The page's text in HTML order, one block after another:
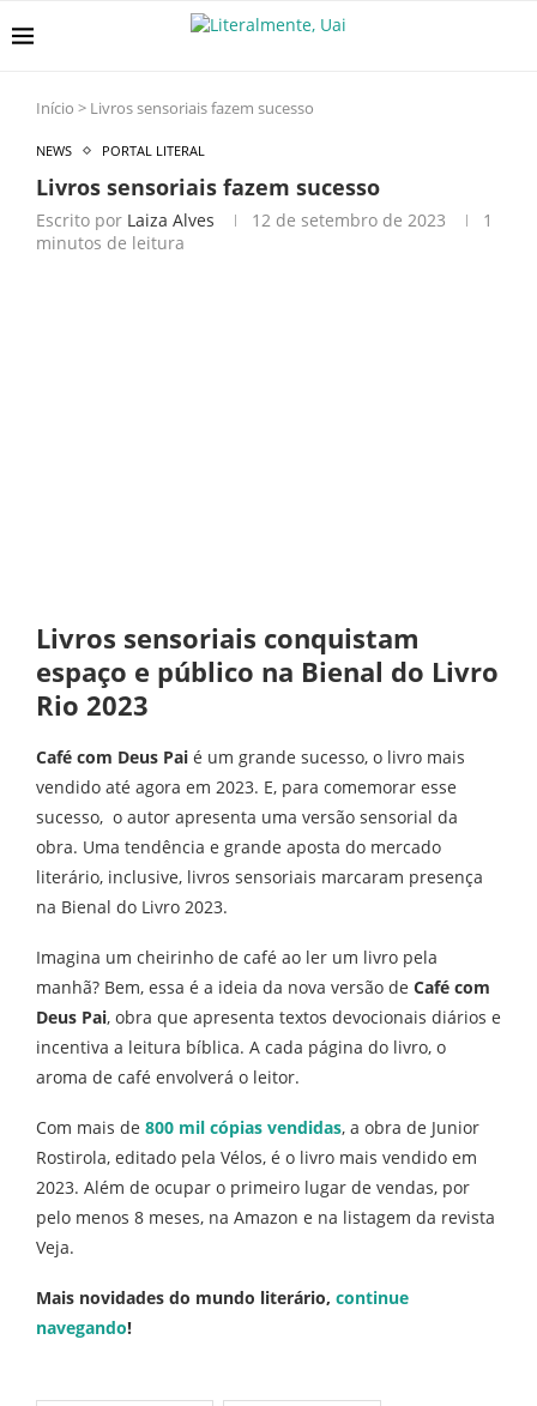
Início > Livros sensoriais fazem sucesso
NEWS PORTAL LITERAL
Livros sensoriais fazem sucesso
Escrito por Laiza Alves 12 de setembro de 2023
1
minutos de leitura
Livros sensoriais conquistam
espaço e público na Bienal do Livro
Rio 2023
Café com Deus Pai é um grande sucesso, o livro mais
vendido até agora em 2023. E, para comemorar esse
sucesso, o autor apresenta uma versão sensorial da
obra. Uma tendência e grande aposta do mercado
literário, inclusive, livros sensoriais marcaram presença
na Bienal do Livro 2023.
Imagina um cheirinho de café ao ler um livro pela
manhã? Bem, essa é a ideia da nova versão de Café com
Deus Pai, obra que apresenta textos devocionais diários e
incentiva a leitura bíblica. A cada página do livro, o
aroma de café envolverá o leitor.
Com mais de 800 mil cópias vendidas, a obra de Junior
Rostirola, editado pela Vélos, é o livro mais vendido em
2023. Além de ocupar o primeiro lugar de vendas, por
pelo menos 8 meses, na Amazon e na listagem da revista
Veja.
Mais novidades do mundo literário, continue
navegando!